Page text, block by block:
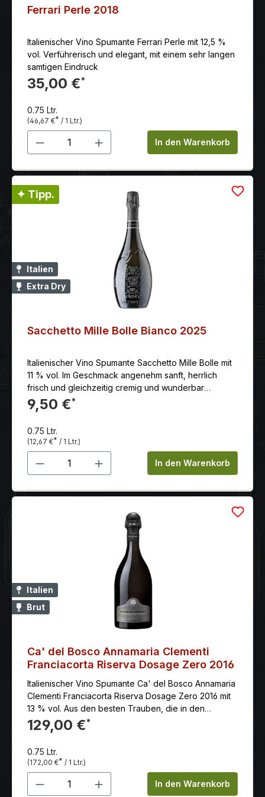
Ferrari Perle 2018
Italienischer Vino Spumante Ferrari Perle mit 12,5 %
vol. Verführerisch und elegant, mit einem sehr langen
samtigen Eindruck
35,00 €*
0.75 Ltr.
(46,67 €* / 1 Ltr.)
Produkt Anzahl: Gib denIn den Warenkorb
✦ Tipp.
Italien
Extra Dry
Sacchetto Mille Bolle Bianco 2025
Italienischer Vino Spumante Sacchetto Mille Bolle mit
11 % vol. Im Geschmack angenehm sanft, herrlich
frisch und gleichzeitig cremig und wunderbar
ausgewogen.
9,50 €*
0.75 Ltr.
(12,67 €* / 1 Ltr.)
Produkt Anzahl: Gib denIn den Warenkorb
Italien
Brut
Ca' del Bosco Annamaria Clementi
Franciacorta Riserva Dosage Zero 2016
Italienischer Vino Spumante Ca' del Bosco Annamaria
Clementi Franciacorta Riserva Dosage Zero 2016 mit
13 % vol. Aus den besten Trauben, die in den
verschiedenen Crus ausgewählt wurden, und nur aus
den besten Jahren.
129,00 €*
0.75 Ltr.
(172,00 €* / 1 Ltr.)
Produkt Anzahl: Gib denIn den Warenkorb